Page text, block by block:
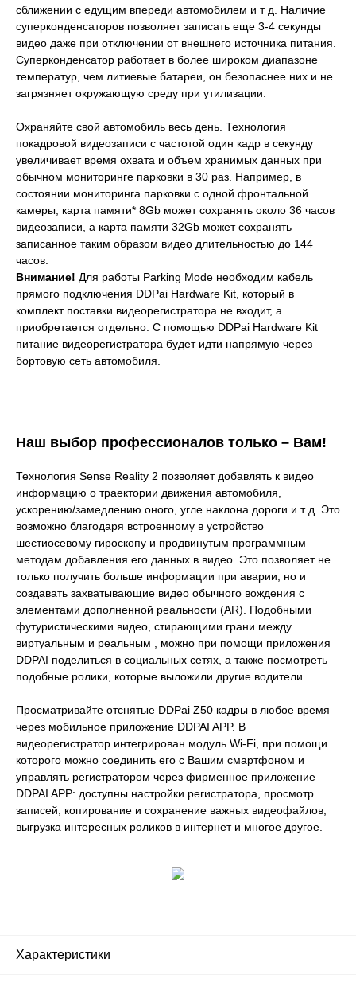
сближении с едущим впереди автомобилем и т д. Наличие
суперконденсаторов позволяет записать еще 3-4 секунды
видео даже при отключении от внешнего источника питания.
Суперконденсатор работает в более широком диапазоне
температур, чем литиевые батареи, он безопаснее них и не
загрязняет окружающую среду при утилизации.
Охраняйте свой автомобиль весь день. Технология
покадровой видеозаписи с частотой один кадр в секунду
увеличивает время охвата и объем хранимых данных при
обычном мониторинге парковки в 30 раз. Например, в
состоянии мониторинга парковки с одной фронтальной
камеры, карта памяти* 8Gb может сохранять около 36 часов
видеозаписи, а карта памяти 32Gb может сохранять
записанное таким образом видео длительностью до 144
часов.
Внимание! Для работы Parking Mode необходим кабель
прямого подключения DDPai Hardware Kit, который в
комплект поставки видеорегистратора не входит, а
приобретается отдельно. С помощью DDPai Hardware Kit
питание видеорегистратора будет идти напрямую через
бортовую сеть автомобиля.
Наш выбор профессионалов только – Вам!
Технология Sense Reality 2 позволяет добавлять к видео
информацию о траектории движения автомобиля,
ускорению/замедлению оного, угле наклона дороги и т д. Это
возможно благодаря встроенному в устройство
шестиосевому гироскопу и продвинутым программным
методам добавления его данных в видео. Это позволяет не
только получить больше информации при аварии, но и
создавать захватывающие видео обычного вождения с
элементами дополненной реальности (AR). Подобными
футуристическими видео, стирающими грани между
виртуальным и реальным , можно при помощи приложения
DDPAI поделиться в социальных сетях, а также посмотреть
подобные ролики, которые выложили другие водители.
Просматривайте отснятые DDPai Z50 кадры в любое время
через мобильное приложение DDPAI APP. В
видеорегистратор интегрирован модуль Wi-Fi, при помощи
которого можно соединить его с Вашим смартфоном и
управлять регистратором через фирменное приложение
DDPAI APP: доступны настройки регистратора, просмотр
записей, копирование и сохранение важных видеофайлов,
выгрузка интересных роликов в интернет и многое другое.
Характеристики